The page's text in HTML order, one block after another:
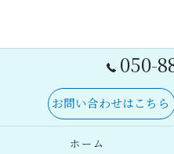
050-
お問い合わせはこちら
ホーム